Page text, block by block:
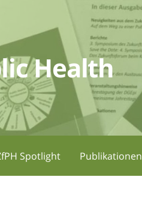
Health
Spotlight Publikationen